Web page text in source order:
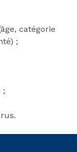
catégorie
;
;